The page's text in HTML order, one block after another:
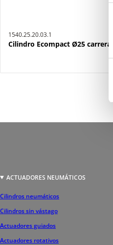
1540.25.20.03.1
Cilindro Ecompact Ø25
ACTUADORES NEUMÁTICOS
Cilindros neumáticos
Cilindros sin vástago
Actuadores guiados
Actuadores rotativos